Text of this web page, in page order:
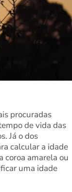
procuradas
de vida das
Já o dos
calcular a idade
coroa amarela ou
uma idade